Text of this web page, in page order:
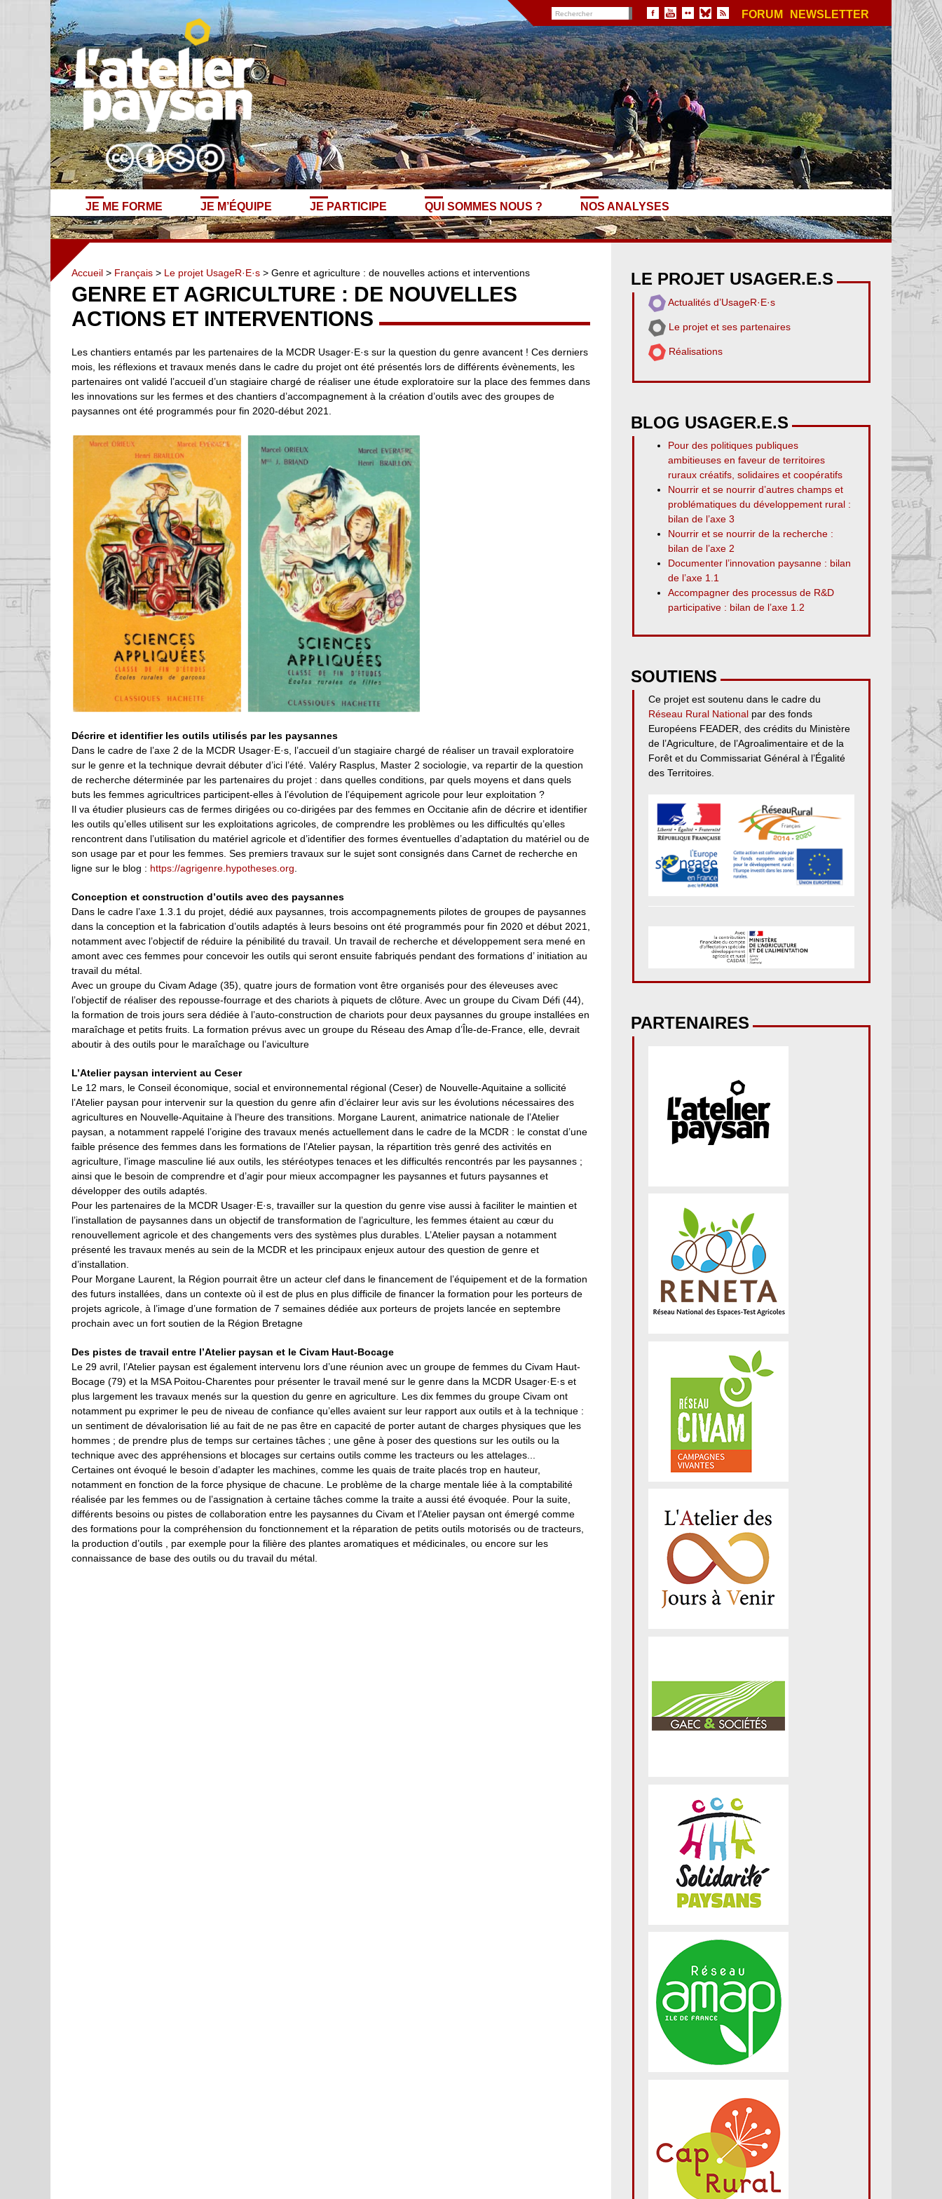
FORUM NEWSLETTER
JE ME FORME JE M’ÉQUIPE JE PARTICIPE QUI SOMMES NOUS ? NOS ANALYSES
Accueil > Français > Le projet UsageR·E·s > Genre et agriculture : de nouvelles actions et interventions
GENRE ET AGRICULTURE : DE NOUVELLES
ACTIONS ET INTERVENTIONS
Les chantiers entamés par les partenaires de la MCDR Usager·E·s sur la question du genre avancent ! Ces derniers
mois, les réflexions et travaux menés dans le cadre du projet ont été présentés lors de différents évènements, les
partenaires ont validé l’accueil d’un stagiaire chargé de réaliser une étude exploratoire sur la place des femmes dans
les innovations sur les fermes et des chantiers d’accompagnement à la création d’outils avec des groupes de
paysannes ont été programmés pour fin 2020-début 2021.
Décrire et identifier les outils utilisés par les paysannes
Dans le cadre de l’axe 2 de la MCDR Usager·E·s, l’accueil d’un stagiaire chargé de réaliser un travail exploratoire
sur le genre et la technique devrait débuter d’ici l’été. Valéry Rasplus, Master 2 sociologie, va repartir de la question
de recherche déterminée par les partenaires du projet : dans quelles conditions, par quels moyens et dans quels
buts les femmes agricultrices participent-elles à l’évolution de l’équipement agricole pour leur exploitation ?
Il va étudier plusieurs cas de fermes dirigées ou co-dirigées par des femmes en Occitanie afin de décrire et identifier
les outils qu’elles utilisent sur les exploitations agricoles, de comprendre les problèmes ou les difficultés qu’elles
rencontrent dans l’utilisation du matériel agricole et d’identifier des formes éventuelles d’adaptation du matériel ou de
son usage par et pour les femmes. Ses premiers travaux sur le sujet sont consignés dans Carnet de recherche en
ligne sur le blog : https://agrigenre.hypotheses.org
Conception et construction d’outils avec des paysannes
Dans le cadre l’axe 1.3.1 du projet, dédié aux paysannes, trois accompagnements pilotes de groupes de paysannes
dans la conception et la fabrication d’outils adaptés à leurs besoins ont été programmés pour fin 2020 et début 2021,
notamment avec l’objectif de réduire la pénibilité du travail. Un travail de recherche et développement sera mené en
amont avec ces femmes pour concevoir les outils qui seront ensuite fabriqués pendant des formations d’ initiation au
travail du métal.
Avec un groupe du Civam Adage (35), quatre jours de formation vont être organisés pour des éleveuses avec
l’objectif de réaliser des repousse-fourrage et des chariots à piquets de clôture. Avec un groupe du Civam Défi (44),
la formation de trois jours sera dédiée à l’auto-construction de chariots pour deux paysannes du groupe installées en
maraîchage et petits fruits. La formation prévus avec un groupe du Réseau des Amap d’Île-de-France, elle, devrait
aboutir à des outils pour le maraîchage ou l’aviculture
L’Atelier paysan intervient au Ceser
Le 12 mars, le Conseil économique, social et environnemental régional (Ceser) de Nouvelle-Aquitaine a sollicité
l’Atelier paysan pour intervenir sur la question du genre afin d’éclairer leur avis sur les évolutions nécessaires des
agricultures en Nouvelle-Aquitaine à l’heure des transitions. Morgane Laurent, animatrice nationale de l’Atelier
paysan, a notamment rappelé l’origine des travaux menés actuellement dans le cadre de la MCDR : le constat d’une
faible présence des femmes dans les formations de l’Atelier paysan, la répartition très genré des activités en
agriculture, l’image masculine lié aux outils, les stéréotypes tenaces et les difficultés rencontrés par les paysannes ;
ainsi que le besoin de comprendre et d’agir pour mieux accompagner les paysannes et futurs paysannes et
développer des outils adaptés.
Pour les partenaires de la MCDR Usager·E·s, travailler sur la question du genre vise aussi à faciliter le maintien et
l’installation de paysannes dans un objectif de transformation de l’agriculture, les femmes étaient au cœur du
renouvellement agricole et des changements vers des systèmes plus durables. L’Atelier paysan a notamment
présenté les travaux menés au sein de la MCDR et les principaux enjeux autour des question de genre et
d’installation.
Pour Morgane Laurent, la Région pourrait être un acteur clef dans le financement de l’équipement et de la formation
des futurs installées, dans un contexte où il est de plus en plus difficile de financer la formation pour les porteurs de
projets agricole, à l’image d’une formation de 7 semaines dédiée aux porteurs de projets lancée en septembre
prochain avec un fort soutien de la Région Bretagne
Des pistes de travail entre l’Atelier paysan et le Civam Haut-Bocage
Le 29 avril, l’Atelier paysan est également intervenu lors d’une réunion avec un groupe de femmes du Civam Haut-
Bocage (79) et la MSA Poitou-Charentes pour présenter le travail mené sur le genre dans la MCDR Usager·E·s et
plus largement les travaux menés sur la question du genre en agriculture. Les dix femmes du groupe Civam ont
notamment pu exprimer le peu de niveau de confiance qu’elles avaient sur leur rapport aux outils et à la technique :
un sentiment de dévalorisation lié au fait de ne pas être en capacité de porter autant de charges physiques que les
hommes ; de prendre plus de temps sur certaines tâches ; une gêne à poser des questions sur les outils ou la
technique avec des appréhensions et blocages sur certains outils comme les tracteurs ou les attelages...
Certaines ont évoqué le besoin d’adapter les machines, comme les quais de traite placés trop en hauteur,
notamment en fonction de la force physique de chacune. Le problème de la charge mentale liée à la comptabilité
réalisée par les femmes ou de l’assignation à certaine tâches comme la traite a aussi été évoquée. Pour la suite,
différents besoins ou pistes de collaboration entre les paysannes du Civam et l’Atelier paysan ont émergé comme
des formations pour la compréhension du fonctionnement et la réparation de petits outils motorisés ou de tracteurs,
la production d’outils , par exemple pour la filière des plantes aromatiques et médicinales, ou encore sur les
connaissance de base des outils ou du travail du métal.
LE PROJET USAGER.E.S
Actualités d’UsageR·E·s
Le projet et ses partenaires
Réalisations
BLOG USAGER.E.S
Pour des politiques publiques
ambitieuses en faveur de territoires
ruraux créatifs, solidaires et coopératifs
Nourrir et se nourrir d’autres champs et
problématiques du développement rural :
bilan de l’axe 3
Nourrir et se nourrir de la recherche :
bilan de l’axe 2
Documenter l’innovation paysanne : bilan
de l’axe 1.1
Accompagner des processus de R&D
participative : bilan de l’axe 1.2
SOUTIENS
Ce projet est soutenu dans le cadre du
Réseau Rural National par des fonds
Européens FEADER, des crédits du Ministère
de l’Agriculture, de l’Agroalimentaire et de la
Forêt et du Commissariat Général à l’Égalité
des Territoires.
PARTENAIRES